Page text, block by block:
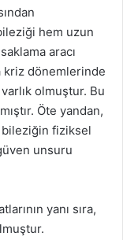
hem uzun
aracı
kriz dönemlerinde
olmuştur. Bu
Öte yandan,
fiziksel
unsuru
yanı sıra,